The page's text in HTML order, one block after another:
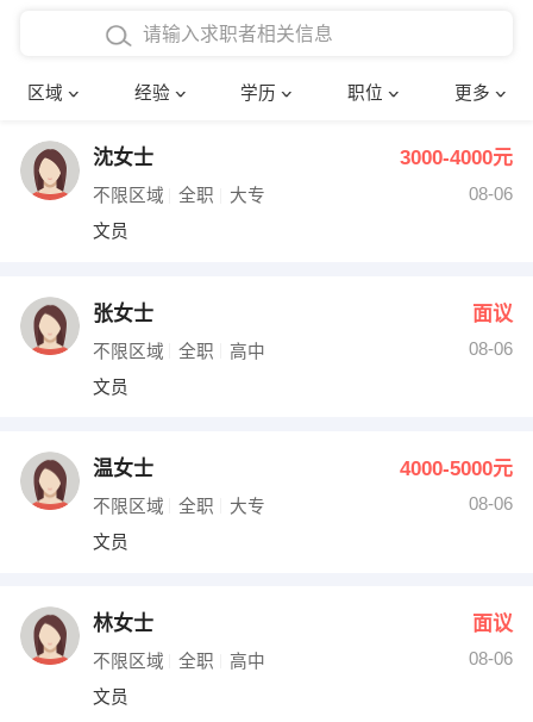
区域 经验 学历 职位 更多
在校学生工作经验
四年以上工作经验
五年以上工作经验
博士
文员 护士
财务会计
网络IT
收银员
水电/机修
编辑
确定
沈女士 3000-4000元
不限区域 全职 大专
08-06
文员
张女士 面议
不限区域 全职 高中
08-06
文员
温女士 4000-5000元
不限区域 全职 大专
08-06
文员
林女士 面议
不限区域 全职 高中
08-06
文员